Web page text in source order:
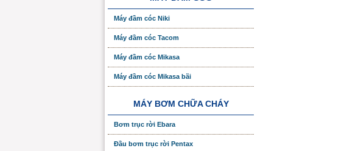
Máy đầm cóc Niki
Máy đầm cóc Tacom
Máy đầm cóc Mikasa
Máy đầm cóc Mikasa bãi
MÁY BƠM CHỮA CHÁY
Bơm trục rời Ebara
Đầu bơm trục rời Pentax